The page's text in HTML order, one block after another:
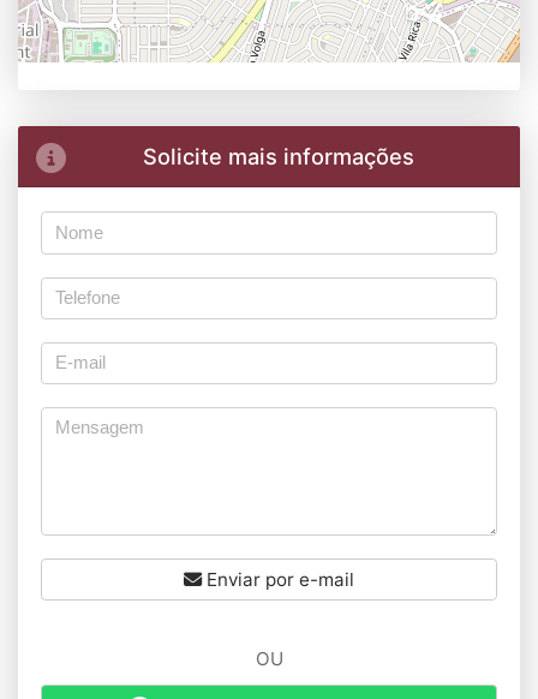
Solicite mais informações
Enviar por e-mail
OU